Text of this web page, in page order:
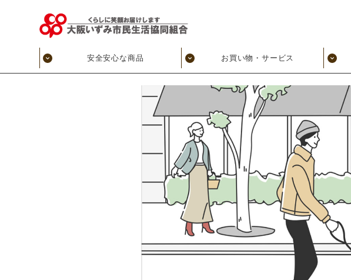
安全安心な商品 お買い物・サービス